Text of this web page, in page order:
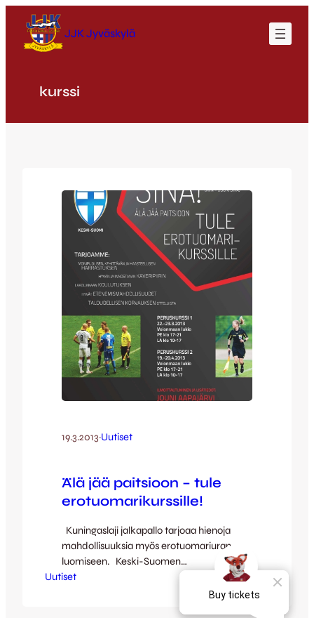
sisältöön
JJK Jyväskylä
kurssi
19.3.2013·Uutiset
Älä jää paitsioon – tule
erotuomarikurssille!
Kuningaslaji jalkapallo tarjoaa hienoja
mahdollisuuksia myös erotuomariuran
luomiseen. Keski-Suomen
erotuomarikerho järjestää
erotuomarikurssin 22. – 23.3 sekä 19. – 20.4.
Uutiset